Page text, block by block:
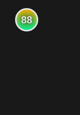
88